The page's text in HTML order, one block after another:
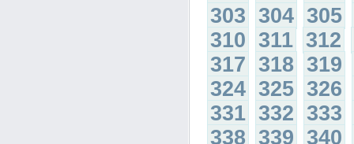
303 304 305
310 311 312
317 318 319
324 325 326
331 332 333
338 339 340